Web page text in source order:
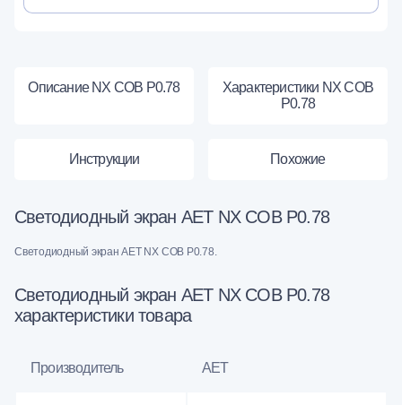
Описание NX COB P0.78
Характеристики NX COB
P0.78
Инструкции Похожие
Светодиодный экран AET NX COB P0.78
Светодиодный экран AET NX COB P0.78.
Светодиодный экран AET NX COB P0.78
характеристики товара
Производитель AET